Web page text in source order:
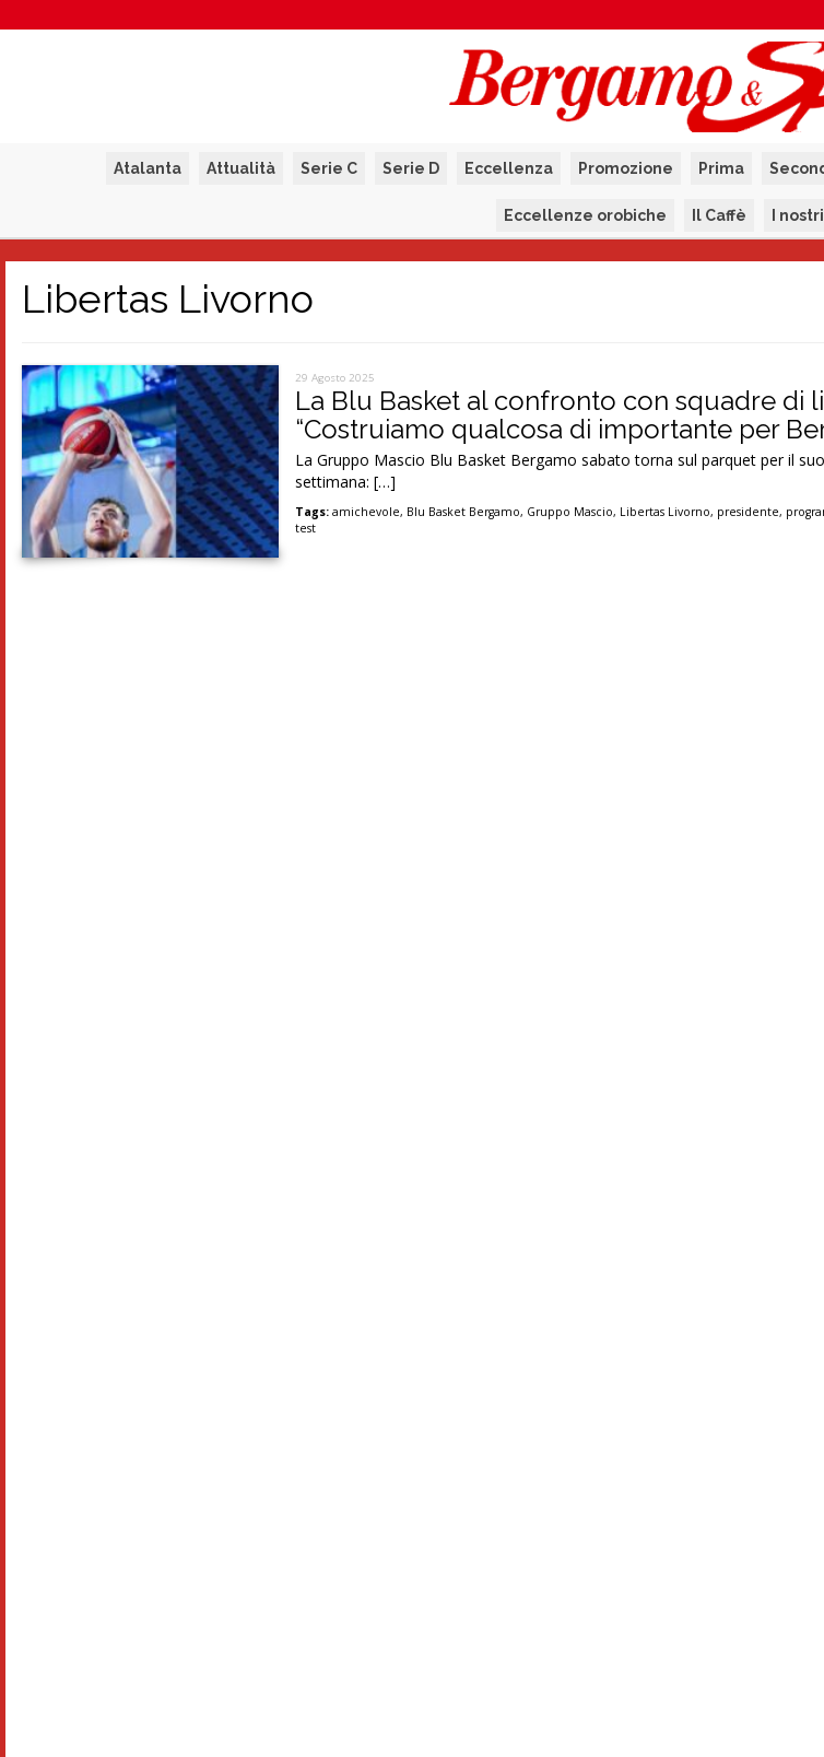
Atalanta Attualità Serie C Serie D Eccellenza Promozione Prima
Eccellenze orobiche Il Caffè I
Libertas Livorno
29 Agosto 2025
La Blu Basket al confronto con squadre di
“Costruiamo qualcosa di importante per
La Gruppo Mascio Blu Basket Bergamo sabato torna sul parquet per il
settimana: […]
Tags: amichevole, Blu Basket Bergamo, Gruppo Mascio, Libertas Livorno, presidente,
test